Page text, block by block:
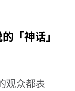
「神话」
观众都表